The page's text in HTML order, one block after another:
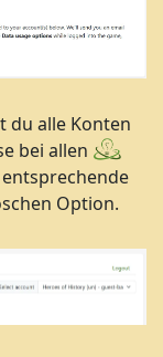
du alle Konten
bei allen
Option.